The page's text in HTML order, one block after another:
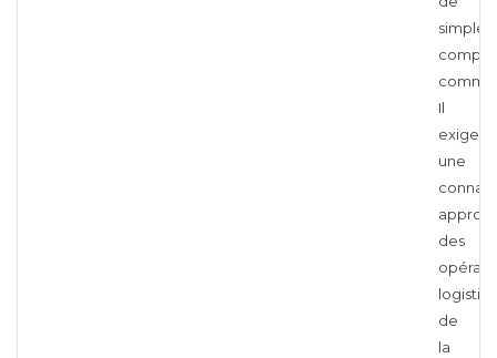
simples
Il
exige
une
des
de
la